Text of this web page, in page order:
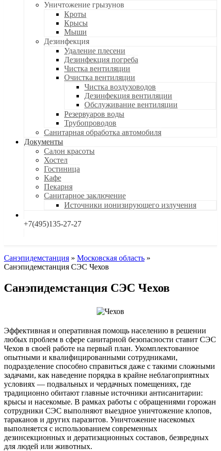
Уничтожение грызунов
Кроты
Крысы
Мыши
Дезинфекция
Удаление плесени
Дезинфекция погреба
Чистка вентиляции
Очистка вентиляции
Чистка воздуховодов
Дезинфекция вентиляции
Обслуживание вентиляции
Резервуаров воды
Трубопроводов
Санитарная обработка автомобиля
Документы
Салон красоты
Хостел
Гостиница
Кафе
Пекарня
Санитарное заключение
Источники ионизирующего излучения
+7(495)135-27-27
Санэпидемстанция » Московская область »
Санэпидемстанция СЭС Чехов
Санэпидемстанция СЭС Чехов
Эффективная и оперативная помощь населению в решении
любых проблем в сфере санитарной безопасности ставит СЭС
Чехов в своей работе на первый план. Укомплектованное
опытными и квалифицированными сотрудниками,
подразделение способно справиться даже с такими сложными
задачами, как наведение порядка в крайне неблагоприятных
условиях — подвальных и чердачных помещениях, где
традиционно обитают главные источники антисанитарии:
крысы и насекомые. В рамках работы с обращениями горожан
сотрудники СЭС выполняют выездное уничтожение клопов,
тараканов и других паразитов. Уничтожение насекомых
выполняется с использованием современных
дезинсекционных и дератизационных составов, безвредных
для людей или животных.